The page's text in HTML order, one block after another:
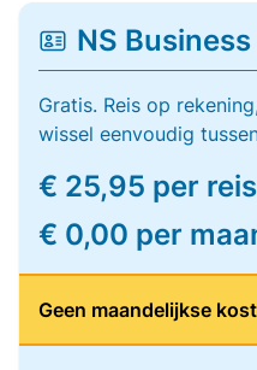
NS
Gratis. Reis op
wissel eenvoudig
€ 25,95 per reis
€ 0,00 per
Geen maandelijkse